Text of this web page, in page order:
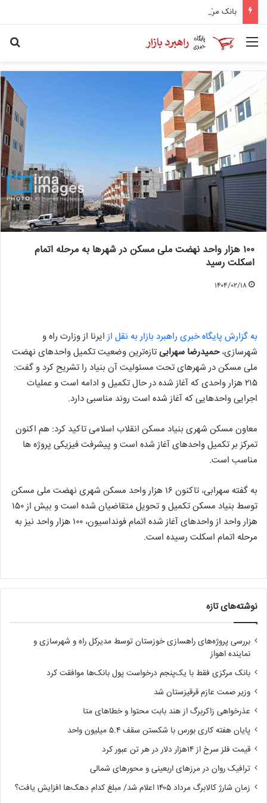
بانک مرکزی فقط با یک‌‎پنجم درخواست پول بانک‌ها موافقت کرد
۱۰۰ هزار واحد نهضت ملی مسکن در شهرها به مرحله اتمام
اسکلت رسید
۱۴۰۴/۰۲/۱۸
به گزارش پایگاه خبری راهبرد بازار به نقل از ایرنا از وزارت راه و
شهرسازی،حمیدرضا سهرابیتازه‌ترین وضعیت تکمیل واحدهای نهضت
ملی مسکن در شهرهای تحت مسئولیت آن بنیاد را تشریح کرد و گفت:
۲۱۵ هزار واحدی که آغاز شده در حال تکمیل و ادامه است و عملیات
اجرایی واحدهایی که آغاز شده است روند مناسبی دارد.
معاون مسکن شهری بنیاد مسکن انقلاب اسلامی تاکید کرد: هم اکنون
تمرکز بر تکمیل واحدهای آغاز شده است و پیشرفت فیزیکی پروژه ها
مناسب است.
به گفته سهرابی، تاکنون ۱۶ هزار واحد مسکن شهری نهضت ملی مسکن
توسط بنیاد مسکن تکمیل و تحویل متقاضیان شده است و بیش از ۱۵۰
هزار واحد از واحدهای آغاز شده اتمام فونداسیون، ۱۰۰ هزار واحد نیز به
مرحله اتمام اسکلت رسیده است.
نوشته‌های تازه
بررسی پروژه‌های راهسازی خوزستان توسط مدیرکل راه و شهرسازی و
نماینده اهواز
بانک مرکزی فقط با یک‌‎پنجم درخواست پول بانک‌ها موافقت کرد
وزیر صمت عازم قرقیزستان شد
عذرخواهی زاکربرگ از هند بابت محتوا و خطاهای متا
پایان هفته کاری بورس با شکستن سقف ۵.۴ میلیون واحد
قیمت فلز سرخ از ۱۴هزار دلار در هر تن عبور کرد
ترافیک روان در مرزهای اربعینی و محورهای شمالی
زمان شارژ کالابرگ مرداد ۱۴۰۵ اعلام شد/ مبلغ کدام دهک‌ها افزایش یافت؟